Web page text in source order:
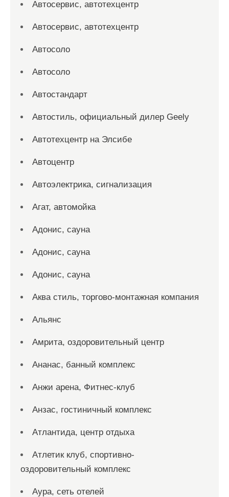
Автосервис, автотехцентр
Автосервис, автотехцентр
Автосоло
Автосоло
Автостандарт
Автостиль, официальный дилер Geely
Автотехцентр на Элсибе
Автоцентр
Автоэлектрика, сигнализация
Агат, автомойка
Адонис, сауна
Адонис, сауна
Адонис, сауна
Аква стиль, торгово-монтажная компания
Альянс
Амрита, оздоровительный центр
Ананас, банный комплекс
Анжи арена, Фитнес-клуб
Анзас, гостиничный комплекс
Атлантида, центр отдыха
Атлетик клуб, спортивно-
оздоровительный комплекс
Аура, сеть отелей